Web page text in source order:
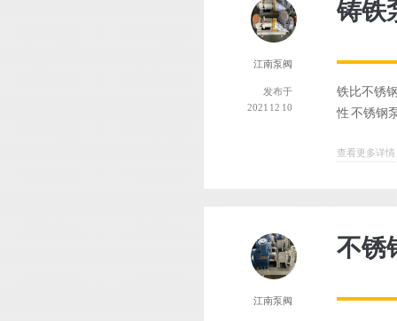
江南泵阀
发布于
2021 12 10
铸铁
铁比不锈
性 不锈钢
查看更多详情
江南泵阀
不锈